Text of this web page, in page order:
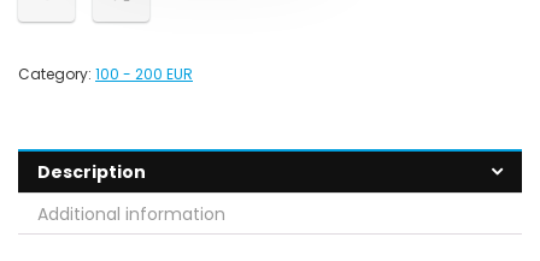
Category: 100 - 200 EUR
Description
Additional information